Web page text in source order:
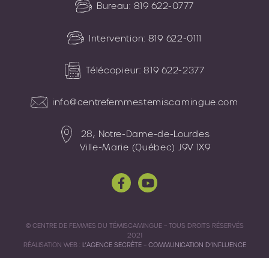
Bureau: 819 622-0777
Intervention: 819 622-0111
Télécopieur:819 622-2377
info@centrefemmestemiscamingue.com
28, Notre-Dame-de-Lourdes
Ville-Marie (Québec) J9V 1X9
© CENTRE DE FEMMES DU TÉMISCAMINGUE – TOUS DROITS RÉSERVÉS
2021
RÉALISATION WEB : L’AGENCE SECRÈTE – COMMUNICATION D’INFLUENCE